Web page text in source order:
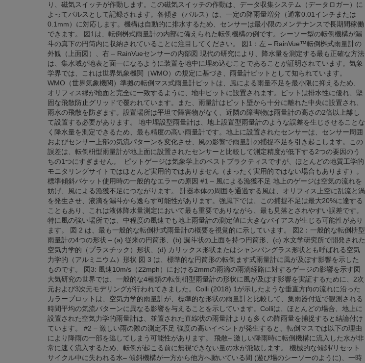
り、磁気スイッチが作動します。この磁気スイッチの作動は、データ収集システム（データロガー）に
よってパルスとして記録されます。各傾き（パルス）は、一定の降雨量増分（通常0.01インチまたは
0.1mm）に対応します。機構は自動的に排水するため、センサーは最小限のメンテナンスで長期間稼働
できます。 図1は、転倒桝式雨量計の内部に備えられた転倒機構の例です。シーソー型の転倒機構が漏
斗の真下の円筒内に収納されていることに注目してください。 図1：左 – RainVue™転倒桝式雨量計の
外観（上面図）、右 – RainVueセンサーの内部図 現代の研究により、降水量を測定する最も正確な方法
は、集水域が地表と面一になるように装置を地中に埋め込むことであることが証明されています。気象
学界では、これは世界気象機関（WMO）の規定に基づき、雨量計ピットとして知られています。
WMO（世界気象機関）準拠の転倒マス式雨量計ピットは、風による雨量不足を最小限に抑えるため、
オリフィス縁が地面と完全に一致するように、地中ピットに設置されます。ピットは排水性に優れ、堅
固な飛散防止グリッドで覆われています。また、雨量計はピット壁から十分に離れた中央に設置され、
雨水の飛散を防ぎます。設置場所は平坦で障害物がなく、近隣の障害物は雨量計の高さの2倍以上離し
て設置する必要があります。 地中埋設型雨量計は、地上設置型雨量計のような誤差を生じさせることな
く降水量を測定できるため、最も精度の高い雨量計です。地上に設置されたセンサーは、センサー周囲
およびセンサー上部の気流パターンを変化させ、風の影響で雨量計の捕捉不足を引き起こします。この
誤差は、転倒枡型雨量計が地上面に設置されたセンサーと比較して測定精度が低下する2つの要因のう
ちの1つにすぎません。 ピットゲージは気象学上のベストプラクティスですが、ほとんどの地質工学的
モニタリングサイトではほとんど実用的ではありません（まったく実用的ではない場合もあります）。
標準傾斜バケット使用時の一般的なエラーの原因 #1 – 風による漁獲不足 地上のゲージは空気の流れを
妨げ、風による漁獲不足につながります。 計器本体の周囲を通過する風は、オリフィス上空に乱流と渦
を発生させ、液滴を漏斗から逸らす可能性があります。強風下では、この捕捉不足は最大20%に達する
こともあり、これは液体降水量測定において最も重要でありながら、最も見落とされやすい誤差です。
特に風の強い場所では、中程度の風速でも地上雨量計の測定値に大きなバイアスが生じる可能性があり
ます。 図 2 は、最も一般的な転倒枡式雨量計の概要を視覚的に示しています。 図2：一般的な転倒枡型
雨量計の4つの形状 – (a) 従来の円筒形、(b) 漏斗状の上面を持つ円筒形、(c) 水文学研究所で開発された
空気力学的（プラスチック）形状、(d) カリックス形状またはシャンパングラス形状とも呼ばれる空気
力学的（アルミニウム）形状 図 3 は、標準的な円筒形の転倒ます式雨量計に風が及ぼす影響を示した
ものです。 図3: 風速10m/s（22mph）における2mmの雨滴の雨滴経路に対するゲージの影響を示す図
大気研究の世界では、一般的な4種類の転倒枡型雨量計の形状に風が及ぼす影響を実証するために、2次
元および3次元モデリングが行われてきました。Colli (2018) 1が示したような垂直方向の流れに沿った
カラープロットは、空気力学的雨量計が、標準的な形状の雨量計と比較して、集雨器付近で観測される
時間平均の気流パターンに異なる影響を与えることを示しています。Colliは、ほとんどの場合、地上に
設置された空気力学的雨量計は、並置された直線状の雨量計よりも多くの降雨量を捕捉すると結論付け
ています。 #2 – 激しい雨の際の測定不足 強度の高いイベントが発生すると、転倒マスでは以下の理由
により降雨の一部を逃してしまう可能性があります。 飛散– 激しい降雨時に転倒機構に流入した水が非
常に速く流入するため、転倒が起こる前に無視できない量の水が飛散します。 機械的な傾斜/リセット
サイクル中に失われる水– 傾斜機構が一方から他方へ動いている間 (遊び場のシーソーのように)、一時